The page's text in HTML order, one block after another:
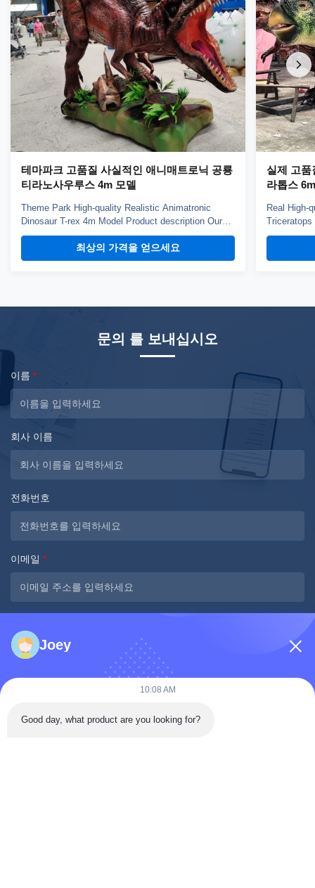
테마파크 고품질 사실적인 애니매트로닉 공룡
티라노사우루스 4m 모델
Theme Park High-quality Realistic Animatronic
Dinosaur T-rex 4m Model Product description Our
animatronic dinos adopt high density sponge,
national standerd steel, durable motors and elastic
fiber silicone skin. Waterproof, resistant to high
최상의 가격을 얻으세요
실제 고품
라톱스
Real High-
fiber
문의 를 보내십시오
이름 *
회사 이름
전화번호
이메일 *
Joey
10:08 AM
Good day, what product are you looking for?